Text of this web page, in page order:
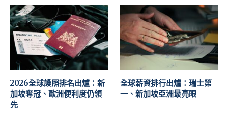
2026全球護照排名出爐：新
加坡奪冠、歐洲便利度仍領
先
全球薪資排行出爐：瑞士第
一、新加坡亞洲最亮眼